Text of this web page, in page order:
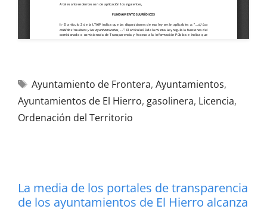
Ayuntamiento de Frontera, Ayuntamientos,
Ayuntamientos de El Hierro, gasolinera, Licencia,
Ordenación del Territorio
La media de los portales de transparencia
de los ayuntamientos de El Hierro alcanza